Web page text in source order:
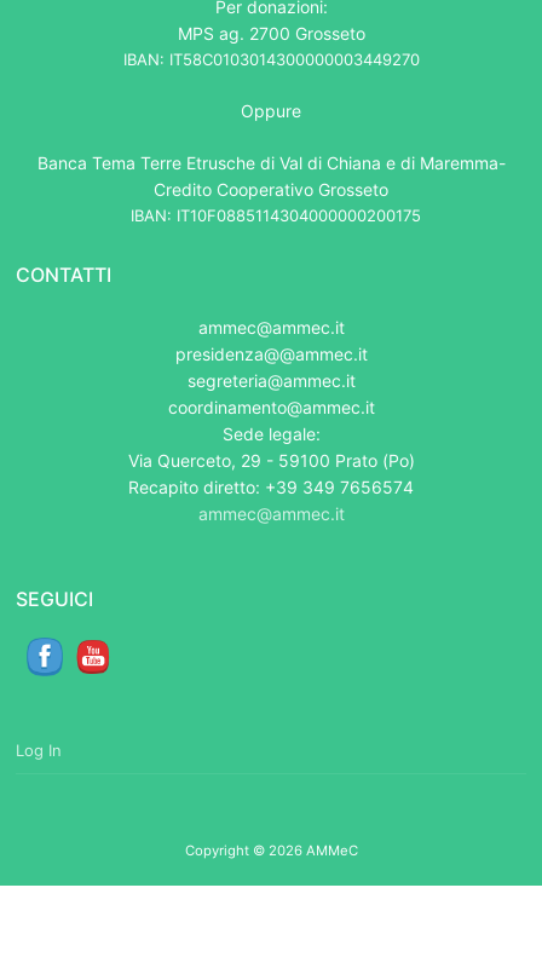
Per donazioni:
MPS ag. 2700 Grosseto
IBAN: IT58C0103014300000003449270
Oppure
Banca Tema Terre Etrusche di Val di Chiana e di Maremma-
Credito Cooperativo Grosseto
IBAN: IT10F0885114304000000200175
CONTATTI
ammec@ammec.it
presidenza@@ammec.it
segreteria@ammec.it
coordinamento@ammec.it
Sede legale:
Via Querceto, 29 - 59100 Prato (Po)
Recapito diretto: +39 349 7656574
ammec@ammec.it
SEGUICI
Log In
Copyright © 2026 AMMeC